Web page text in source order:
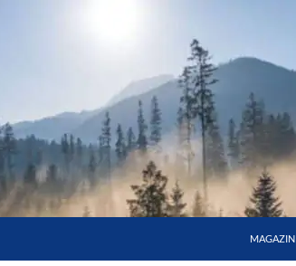
MAGAZIN